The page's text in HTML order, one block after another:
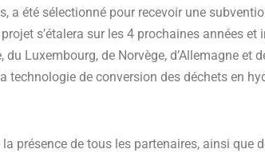
a été sélectionné pour recevoir une
s’étalera sur les 4 prochaines années
Luxembourg, de Norvège, d’Allemagne et
technologie de conversion des déchets en
présence de tous les partenaires, ainsi que